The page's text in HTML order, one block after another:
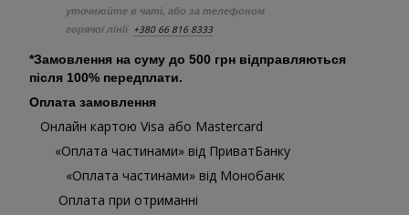
уточнюйте в чаті, або за телефоном
горячої лінії +380 66 816 8333
*Замовлення на суму до 500 грн відправляються
після 100% передплати.
Оплата замовлення
Онлайн картою Visa або Mastercard
«Оплата частинами» від ПриватБанку
«Оплата частинами» від Монобанк
Оплата при отриманні